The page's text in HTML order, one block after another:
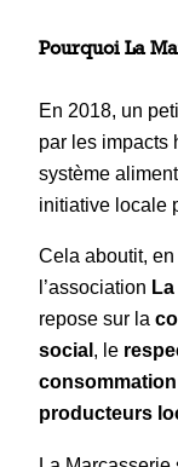
Pourquoi La
En 2018, un
par les impacts
système
initiative locale
Cela aboutit, en
l’association
repose sur la
social , le
producteurs